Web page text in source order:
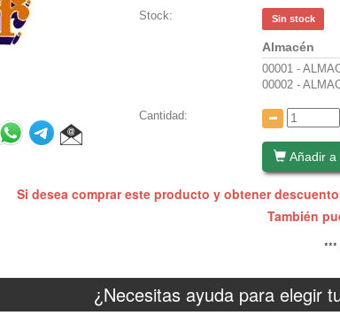
Stock: Sin stock
Almacén
00001 -
00002 -
Cantidad:
Añadir a
Si desea comprar este producto y obtener
También
***
¿Necesitas ayuda para elegir